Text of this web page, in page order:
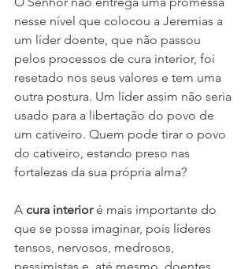
nesse nível que colocou a Jeremias a
um líder doente, que não passou
pelos processos de cura interior, foi
resetado nos seus valores e tem uma
outra postura. Um líder assim não seria
usado para a libertação do povo de
um cativeiro. Quem pode tirar o povo
do cativeiro, estando preso nas
fortalezas da sua própria alma?
A cura interior é mais importante do
que se possa imaginar, pois líderes
tensos, nervosos, medrosos,